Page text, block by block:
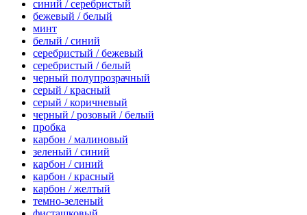
синий / серебристый
бежевый / белый
минт
белый / синий
серебристый / бежевый
серебристый / белый
черный полупрозрачный
серый / красный
серый / коричневый
черный / розовый / белый
пробка
карбон / малиновый
зеленый / синий
карбон / синий
карбон / красный
карбон / желтый
темно-зеленый